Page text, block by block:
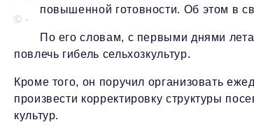
© -
повышенной готовности. Об этом в
По его словам, с первыми днями
повлечь гибель сельхозкультур.
Кроме того, он поручил организовать
произвести корректировку структуры
культур.